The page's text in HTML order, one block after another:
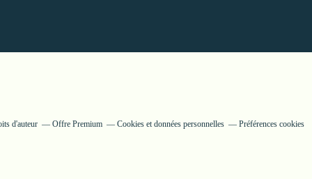
d'auteur Offre Premium Cookies et données personnelles Préférences cookies